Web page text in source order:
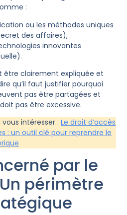
:
ou les méthodes uniques
des affaires),
innovantes
être clairement expliquée et
qu’il faut justifier pourquoi
pas être partagées et
pas être excessive.
intéresser :Le droit d’accès
: un outil clé pour reprendre le
par le
périmètre